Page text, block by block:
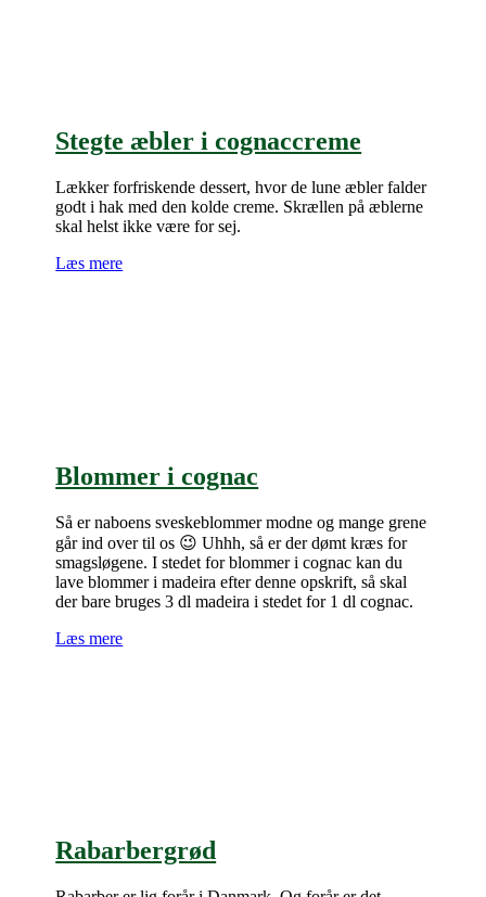
Stegte æbler i cognaccreme
Lækker forfriskende dessert, hvor de lune æbler falder
godt i hak med den kolde creme. Skrællen på æblerne
skal helst ikke være for sej.
Læs mere
Blommer i cognac
Så er naboens sveskeblommer modne og mange grene
går ind over til os 😉 Uhhh, så er der dømt kræs for
smagsløgene. I stedet for blommer i cognac kan du
lave blommer i madeira efter denne opskrift, så skal
der bare bruges 3 dl madeira i stedet for 1 dl cognac.
Læs mere
Rabarbergrød